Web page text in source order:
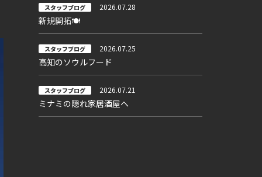
スタッフブログ 2026.07.28
新規開拓🍽
スタッフブログ 2026.07.25
高知のソウルフード
スタッフブログ 2026.07.21
ミナミの隠れ家居酒屋へ